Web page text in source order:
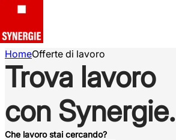
HomeOfferte di lavoro
Trova lavoro
con Synergie.
Che lavoro stai cercando?